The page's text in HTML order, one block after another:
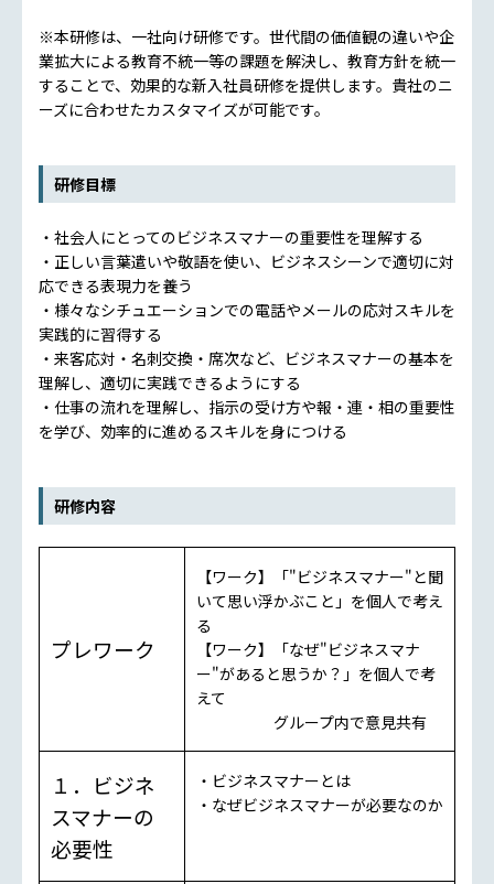
※本研修は、一社向け研修です。世代間の価値観の違いや企
業拡大による教育不統一等の課題を解決し、教育方針を統一
することで、効果的な新入社員研修を提供します。貴社のニ
ーズに合わせたカスタマイズが可能です。
研修目標
・社会人にとってのビジネスマナーの重要性を理解する
・正しい言葉遣いや敬語を使い、ビジネスシーンで適切に対
応できる表現力を養う
・様々なシチュエーションでの電話やメールの応対スキルを
実践的に習得する
・来客応対・名刺交換・席次など、ビジネスマナーの基本を
理解し、適切に実践できるようにする
・仕事の流れを理解し、指示の受け方や報・連・相の重要性
を学び、効率的に進めるスキルを身につける
研修内容
プレワーク
【ワーク】「"ビジネスマナー"と聞
いて思い浮かぶこと」を個人で考え
る
【ワーク】「なぜ"ビジネスマナ
ー"があると思うか？」を個人で考
えて
グループ内で意見共有
１．ビジネ
スマナーの
必要性
・ビジネスマナーとは
・なぜビジネスマナーが必要なのか